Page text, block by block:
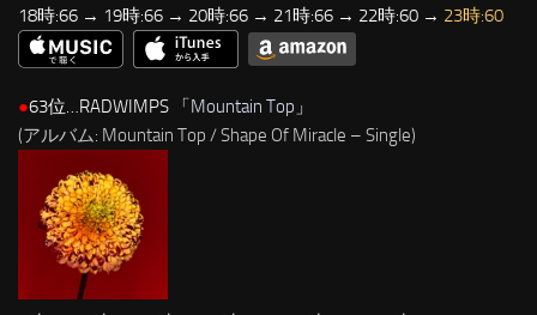
18時:66 → 19時:66 → 20時:66 → 21時:66 → 22時:60 → 23時:60
●63位…RADWIMPS 「 Mountain Top 」
(アルバム: Mountain Top / Shape Of Miracle – Single)